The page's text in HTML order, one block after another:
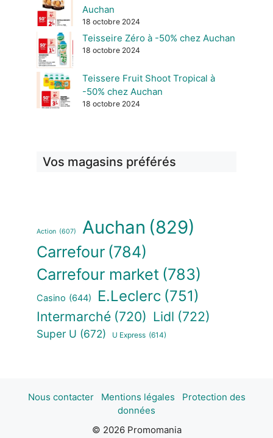
Auchan
18 octobre 2024
Teisseire Zéro à -50% chez Auchan
18 octobre 2024
Teissere Fruit Shoot Tropical à
-50% chez Auchan
18 octobre 2024
Vos magasins préférés
Action (607) Auchan (829)
Carrefour (784)
Carrefour market (783)
Casino (644) E.Leclerc (751)
Intermarché (720) Lidl (722)
Super U (672) U Express (614)
Nous contacter Mentions légales
Protection des
données
© 2026 Promomania